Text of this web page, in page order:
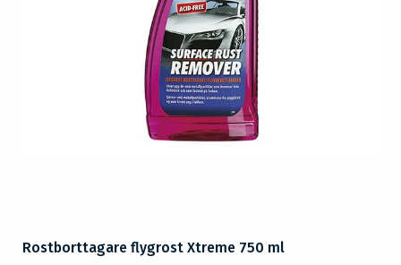
Rostborttagare flygrost Xtreme 750 ml